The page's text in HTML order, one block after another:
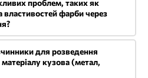
проблем, таких як
властивостей фарби через
для розведення
кузова (метал,